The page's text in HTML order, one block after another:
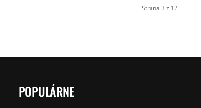
Strana 3 z 12
POPULÁRNE